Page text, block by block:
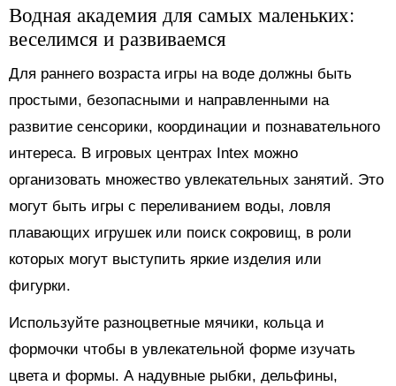
Водная академия для самых маленьких:
веселимся и развиваемся
Для раннего возраста игры на воде должны быть
простыми, безопасными и направленными на
развитие сенсорики, координации и познавательного
интереса. В игровых центрах Intex можно
организовать множество увлекательных занятий. Это
могут быть игры с переливанием воды, ловля
плавающих игрушек или поиск сокровищ, в роли
которых могут выступить яркие изделия или
фигурки.
Используйте разноцветные мячики, кольца и
формочки чтобы в увлекательной форме изучать
цвета и формы. А надувные рыбки, дельфины,